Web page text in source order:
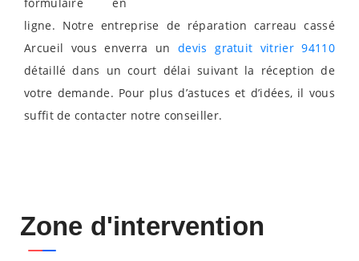
ligne. Notre entreprise de réparation carreau cassé
Arcueil vous enverra undevis gratuit vitrier 94110
détaillé dans un court délai suivant la réception de
votre demande. Pour plus d’astuces et d’idées, il vous
suffit de contacter notre conseiller.
Zone d'intervention